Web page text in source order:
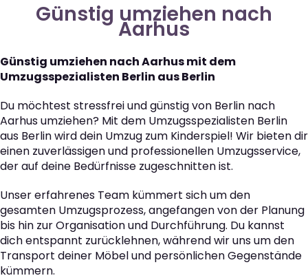
Günstig umziehen nach
Aarhus
Günstig umziehen nach Aarhus mit dem
Umzugsspezialisten Berlin aus Berlin
Du möchtest stressfrei und günstig von Berlin nach
Aarhus umziehen? Mit dem Umzugsspezialisten Berlin
aus Berlin wird dein Umzug zum Kinderspiel! Wir bieten dir
einen zuverlässigen und professionellen Umzugsservice,
der auf deine Bedürfnisse zugeschnitten ist.
Unser erfahrenes Team kümmert sich um den
gesamten Umzugsprozess, angefangen von der Planung
bis hin zur Organisation und Durchführung. Du kannst
dich entspannt zurücklehnen, während wir uns um den
Transport deiner Möbel und persönlichen Gegenstände
kümmern.